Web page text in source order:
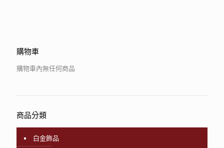
購物車
購物車內無任何商品
商品分類
白金飾品